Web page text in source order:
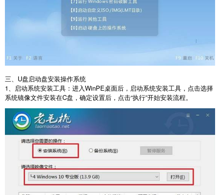
三、 U盘启动盘安装操作系统
1、启动系统安装工具：进入WinPE桌面后，启动系统安装工具，点击选择
系统镜像文件安装在C盘，确定设置后，点击“执行”开始安装流程。